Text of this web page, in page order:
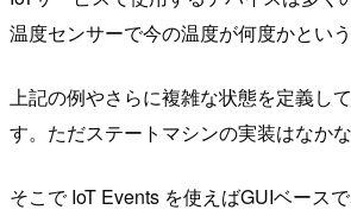
温度センサーで今の温度が何度かとい
上記の例やさらに複雑な状態を定義し
す。ただステートマシンの実装はなか
そこで IoT Events を使えばGUIベース